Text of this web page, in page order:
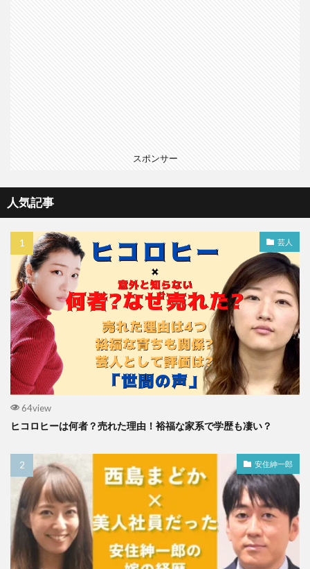
スポンサー
人気記事
芸人
64view
ヒコロヒーは何者？売れた理由！裕福な家系で学歴も凄い？
安住紳一郎